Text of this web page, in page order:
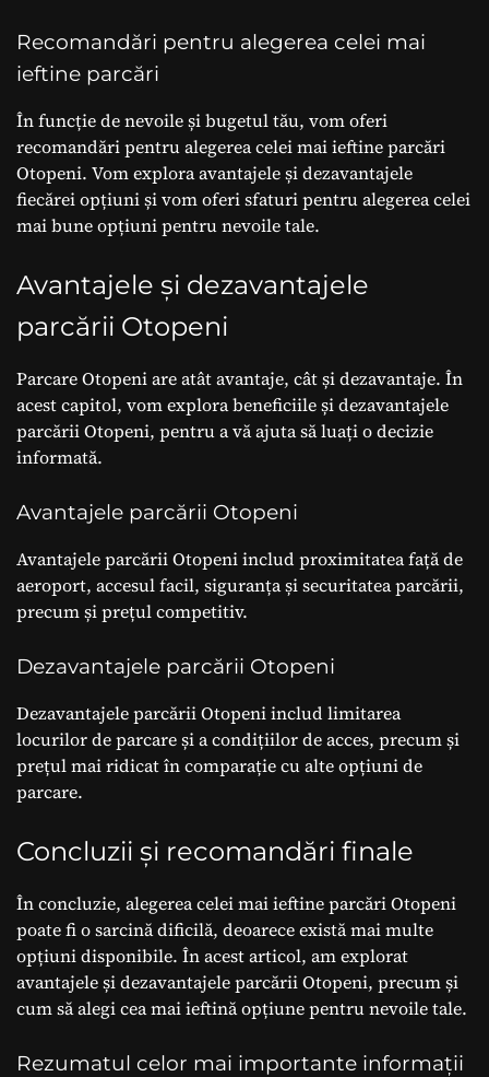
Recomandări pentru alegerea celei mai
ieftine parcări
În funcție de nevoile și bugetul tău, vom oferi
recomandări pentru alegerea celei mai ieftine parcări
Otopeni. Vom explora avantajele și dezavantajele
fiecărei opțiuni și vom oferi sfaturi pentru alegerea celei
mai bune opțiuni pentru nevoile tale.
Avantajele și dezavantajele
parcării Otopeni
Parcare Otopeni are atât avantaje, cât și dezavantaje. În
acest capitol, vom explora beneficiile și dezavantajele
parcării Otopeni, pentru a vă ajuta să luați o decizie
informată.
Avantajele parcării Otopeni
Avantajele parcării Otopeni includ proximitatea față de
aeroport, accesul facil, siguranța și securitatea parcării,
precum și prețul competitiv.
Dezavantajele parcării Otopeni
Dezavantajele parcării Otopeni includ limitarea
locurilor de parcare și a condițiilor de acces, precum și
prețul mai ridicat în comparație cu alte opțiuni de
parcare.
Concluzii și recomandări finale
În concluzie, alegerea celei mai ieftine parcări Otopeni
poate fi o sarcină dificilă, deoarece există mai multe
opțiuni disponibile. În acest articol, am explorat
avantajele și dezavantajele parcării Otopeni, precum și
cum să alegi cea mai ieftină opțiune pentru nevoile tale.
Rezumatul celor mai importante informații